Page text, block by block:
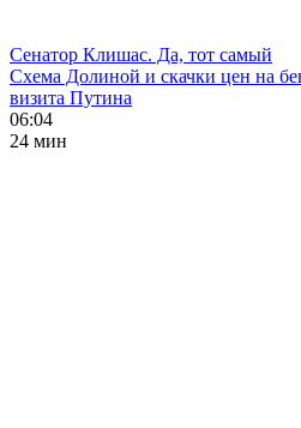
Сенатор Клишас. Да, тот самый
Схема Долиной и скачки цен на
визита Путина
06:04
24 мин